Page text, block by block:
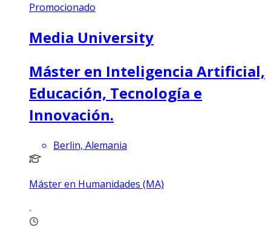
Promocionado
Media University
Máster en Inteligencia Artificial,
Educación, Tecnología e
Innovación.
Berlin, Alemania
Máster en Humanidades (MA)